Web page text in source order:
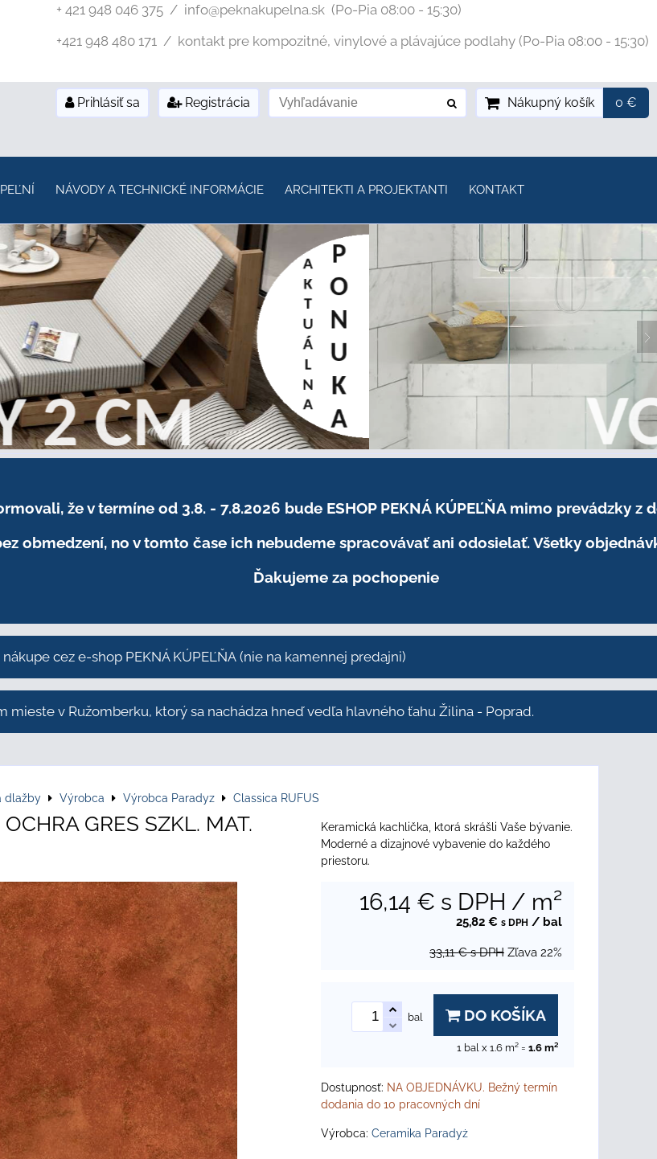
+ 421 948 046 375 / info@peknakupelna.sk (Po-Pia 08:00 - 15:30)
+421 948 480 171 / kontakt pre kompozitné, vinylové a plávajúce podlahy (Po-Pia 08:00 - 15:30)
Prihlásiť sa Registrácia Nákupný košík 0 €
NÁVODY A TECHNICKÉ INFORMÁCIE ARCHITEKTI A PROJEKTANTI KONTAKT
že v termíne od 3.8. - 7.8.2026 bude ESHOP PEKNÁ KÚPEĽŇA mimo prevádzky z
obmedzení, no v tomto čase ich nebudeme spracovávať ani odosielať. Všetky
Ďakujeme za pochopenie
cez e-shop PEKNÁ KÚPEĽŇA (nie na kamennej predajni)
v Ružomberku, ktorý sa nachádza hneď vedľa hlavného ťahu Žilina - Poprad.
dlažby Výrobca Výrobca Paradyz Classica RUFUS
GRES SZKL. MAT.
Keramická kachlička, ktorá skrášli Vaše bývanie.
Moderné a dizajnové vybavenie do každého
priestoru.
16,14 € s DPH / m²
25,82 € s DPH / bal
33,11 € s DPH Zľava 22%
bal DO KOŠÍKA
1 bal x 1.6 m² = 1.6 m²
Dostupnosť: NA OBJEDNÁVKU. Bežný termín
dodania do 10 pracovných dní
Výrobca: Ceramika Paradyż